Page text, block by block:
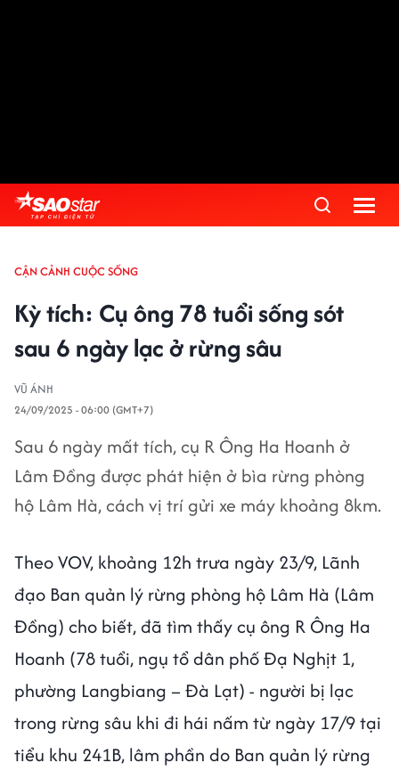
CẬN CẢNH CUỘC SỐNG
Kỳ tích: Cụ ông 78 tuổi sống sót
sau 6 ngày lạc ở rừng sâu
VŨ ÁNH
24/09/2025 - 06:00 (GMT+7)
Sau 6 ngày mất tích, cụ R Ông Ha Hoanh ở
Lâm Đồng được phát hiện ở bìa rừng phòng
hộ Lâm Hà, cách vị trí gửi xe máy khoảng 8km.
Theo VOV, khoảng 12h trưa ngày 23/9, Lãnh
đạo Ban quản lý rừng phòng hộ Lâm Hà (Lâm
Đồng) cho biết, đã tìm thấy cụ ông R Ông Ha
Hoanh (78 tuổi, ngụ tổ dân phố Đạ Nghịt 1,
phường Langbiang – Đà Lạt) - người bị lạc
trong rừng sâu khi đi hái nấm từ ngày 17/9 tại
tiểu khu 241B, lâm phần do Ban quản lý rừng